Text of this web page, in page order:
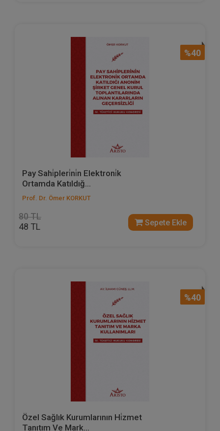
%40
Pay Sahi̇pleri̇ni̇n Elektroni̇k
Ortamda Katıldığ...
Prof. Dr. Ömer KORKUT
80 TL
48 TL Sepete Ekle
%40
Özel Sağlık Kurumlarının Hi̇zmet
Tanıtım Ve Mark...